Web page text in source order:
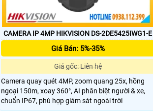
CAMERA IP 4MP HIKVISION DS-2DE5425IWG1-E
Giá Bán: 5%-35%
Giá gốc: Liên hệ
Camera quay quét 4MP, zoom quang 25x, hồng
ngoại 150m, xoay 360°, AI phân biệt người & xe,
chuẩn IP67, phù hợp giám sát ngoài trời